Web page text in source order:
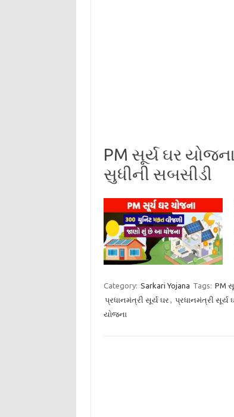
PM સૂર્ય ઘર
સુધીની સબસીડી
Category: Sarkari Yojana Tags: PM
પ્રધાનમંત્રી સૂર્ય ઘર , પ્રધાનમંત્રી સૂર્ય
યોજના